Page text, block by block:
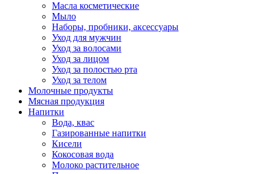
Масла косметические
Мыло
Наборы, пробники, аксессуары
Уход для мужчин
Уход за волосами
Уход за лицом
Уход за полостью рта
Уход за телом
Молочные продукты
Мясная продукция
Напитки
Вода, квас
Газированные напитки
Кисели
Кокосовая вода
Молоко растительное